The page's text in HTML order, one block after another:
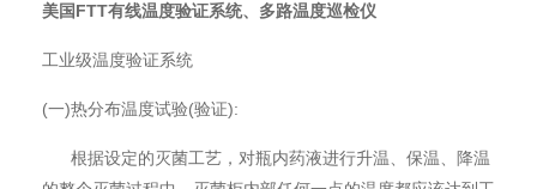
美国FTT有线温度验证系统、多路温度巡检仪
工业级温度验证系统
(一)热分布温度试验(验证):
根据设定的灭菌工艺，对瓶内药液进行升温、保温、降温